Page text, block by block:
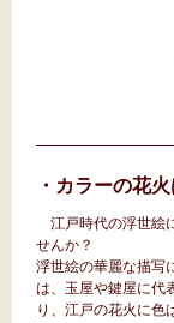
・カラーの花
江戸時代の浮世絵
せんか？
浮世絵の華麗な描写
は、玉屋や鍵屋に代
り、江戸の花火に色